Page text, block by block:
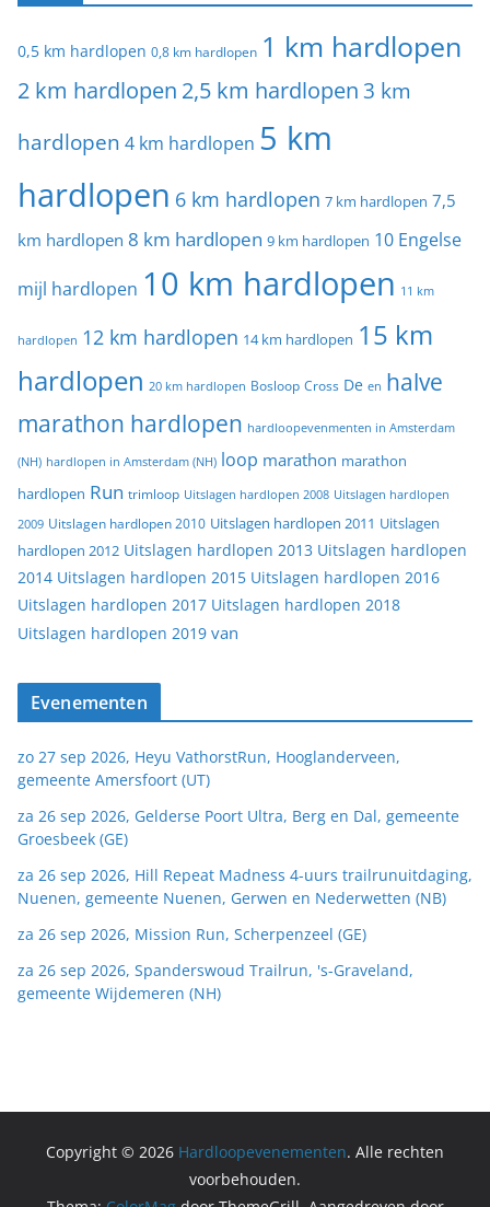
0,5 km hardlopen 0,8 km hardlopen 1 km hardlopen
2 km hardlopen 2,5 km hardlopen 3 km
hardlopen 4 km hardlopen 5 km
hardlopen 6 km hardlopen 7 km hardlopen 7,5
km hardlopen 8 km hardlopen 9 km hardlopen 10 Engelse
mijl hardlopen 10 km hardlopen 11 km
hardlopen 12 km hardlopen 14 km hardlopen 15 km
hardlopen 20 km hardlopen Bosloop Cross De en halve
marathon hardlopen hardloopevenmenten in Amsterdam
(NH) hardlopen in Amsterdam (NH) loop marathon marathon
hardlopen Run trimloop Uitslagen hardlopen 2008 Uitslagen hardlopen
2009 Uitslagen hardlopen 2010 Uitslagen hardlopen 2011 Uitslagen
hardlopen 2012 Uitslagen hardlopen 2013 Uitslagen hardlopen
2014 Uitslagen hardlopen 2015 Uitslagen hardlopen 2016
Uitslagen hardlopen 2017 Uitslagen hardlopen 2018
Uitslagen hardlopen 2019 van
Evenementen
zo 27 sep 2026, Heyu VathorstRun, Hooglanderveen,
gemeente Amersfoort (UT)
za 26 sep 2026, Gelderse Poort Ultra, Berg en Dal, gemeente
Groesbeek (GE)
za 26 sep 2026, Hill Repeat Madness 4-uurs trailrunuitdaging,
Nuenen, gemeente Nuenen, Gerwen en Nederwetten (NB)
za 26 sep 2026, Mission Run, Scherpenzeel (GE)
za 26 sep 2026, Spanderswoud Trailrun, 's-Graveland,
gemeente Wijdemeren (NH)
Copyright © 2026 Hardloopevenementen. Alle rechten
voorbehouden.